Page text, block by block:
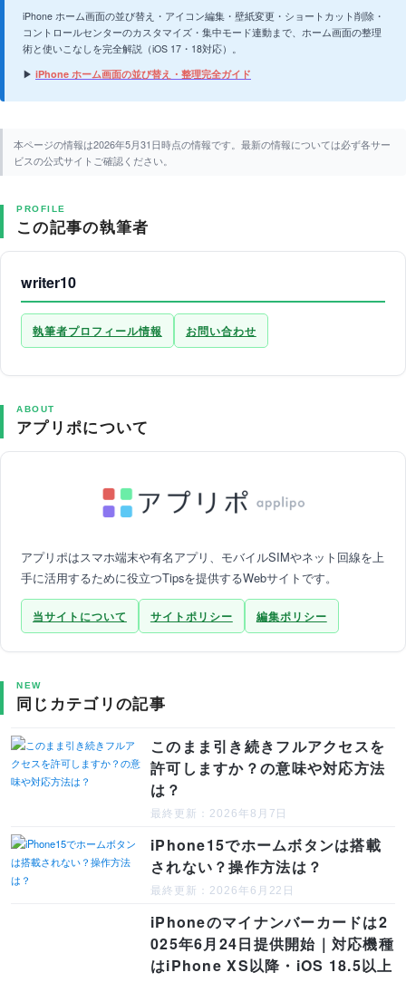
iPhone ホーム画面の並び替え・アイコン編集・壁紙変更・ショートカット削除・
コントロールセンターのカスタマイズ・集中モード連動まで、ホーム画面の整理
術と使いこなしを完全解説（iOS 17・18対応）。
▶ iPhone ホーム画面の並び替え・整理完全ガイド
本ページの情報は2026年5月31日時点の情報です。最新の情報については必ず各サー
ビスの公式サイトご確認ください。
PROFILE
この記事の執筆者
writer10
執筆者プロフィール情報 お問い合わせ
ABOUT
アプリポについて
アプリポはスマホ端末や有名アプリ、モバイルSIMやネット回線を上
手に活用するために役立つTipsを提供するWebサイトです。
当サイトについて サイトポリシー 編集ポリシー
NEW
同じカテゴリの記事
このまま引き続きフルアクセスを
許可しますか？の意味や対応方法
は？
最終更新：2026年8月7日
iPhone15でホームボタンは搭載
されない？操作方法は？
最終更新：2026年6月22日
iPhoneのマイナンバーカードは2
025年6月24日提供開始｜対応機種
はiPhone XS以降・iOS 18.5以上